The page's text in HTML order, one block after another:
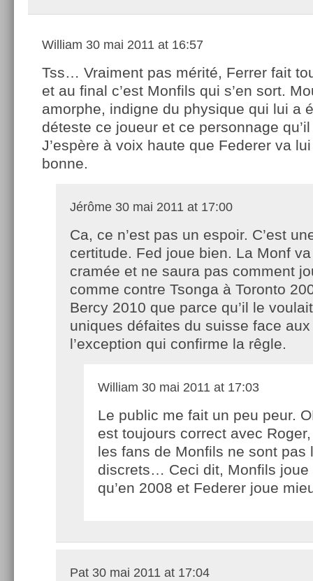
William 30 mai 2011 at 16:57
Tss… Vraiment pas mérité, Ferrer fait
et au final c’est Monfils qui s’en sort.
amorphe, indigne du physique qui lui a
déteste ce joueur et ce personnage qu’il
J’espère à voix haute que Federer va
bonne.
Jérôme 30 mai 2011 at 17:00
Ca, ce n’est pas un espoir. C’est
certitude. Fed joue bien. La Monf
cramée et ne saura pas comment
comme contre Tsonga à Toronto
Bercy 2010 que parce qu’il le
uniques défaites du suisse face
l’exception qui confirme la rêgle.
William 30 mai 2011 at 17:03
Le public me fait un peu peur.
est toujours correct avec
les fans de Monfils ne sont pas
discrets… Ceci dit, Monfils joue
qu’en 2008 et Federer joue
Pat 30 mai 2011 at 17:04